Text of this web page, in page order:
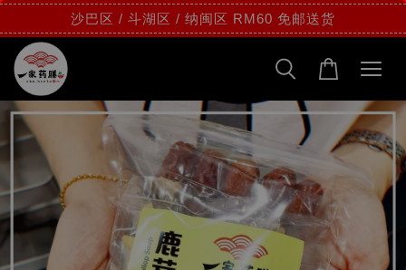
沙巴区 / 斗湖区 / 纳闽区 RM60 免邮送货